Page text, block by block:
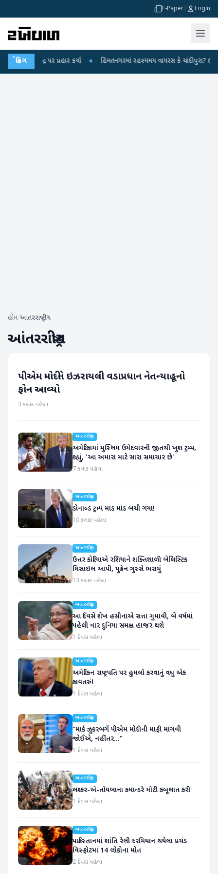
E-Paper Login
બ્રેકિંગ
પર પ્રહાર કર્યા ● હિંમતનગરમાં રહસ્યમય વાયરસ કે ચાંદીપુરા? 6 બાળકોના
હોમ/આંતરરાષ્ટ્રીય
આંતરરાષ્ટ્રીય
આંતરરાષ્ટ્રીય
પીએમ મોદીને ઇઝરાયલી વડાપ્રધાન નેતન્યાહૂનો
ફોન આવ્યો
3 કલાક પહેલા
આંતરરાષ્ટ્રીય
અમેરિકામાં મુસ્લિમ ઉમેદવારની જીતથી ખુશ ટ્રમ્પ,
કહ્યું, 'આ અમારા માટે સારા સમાચાર છે'
7 કલાક પહેલા
આંતરરાષ્ટ્રીય
ડોનાલ્ડ ટ્રમ્પ માંડ માંડ બચી ગયા!
10 કલાક પહેલા
આંતરરાષ્ટ્રીય
ઉત્તર કોરિયાએ રશિયાને શક્તિશાળી બેલિસ્ટિક
મિસાઇલ આપી, યુક્રેન ગુસ્સે ભરાયું
13 કલાક પહેલા
આંતરરાષ્ટ્રીય
આ દિવસે શેખ હસીનાએ સત્તા ગુમાવી, બે વર્ષમાં
પહેલી વાર દુનિયા સમક્ષ હાજર થશે
1 દિવસ પહેલા
આંતરરાષ્ટ્રીય
અમેરિકન રાષ્ટ્રપતિ પર હુમલો કરવાનું વધુ એક
કાવતરું!
1 દિવસ પહેલા
આંતરરાષ્ટ્રીય
"માર્ક ઝુકરબર્ગે પીએમ મોદીની માફી માંગવી
જોઈએ, નહીંતર..."
1 દિવસ પહેલા
આંતરરાષ્ટ્રીય
લશ્કર-એ-તોયબાના કમાન્ડરે મોટી કબૂલાત કરી
1 દિવસ પહેલા
આંતરરાષ્ટ્રીય
પાકિસ્તાનમાં શાંતિ રેલી દરમિયાન થયેલા પ્રચંડ
વિસ્ફોટમાં 14 લોકોના મોત
2 દિવસ પહેલા